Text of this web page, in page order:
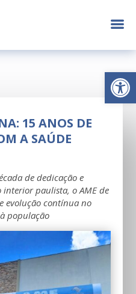
Abrir
a
15 ANOS DE
A SAÚDE
de dedicação e
paulista, o AME de
evolução contínua no
população